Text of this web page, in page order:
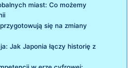
miast: Co możemy
się na zmiany
Jak Japonia łączy historię z